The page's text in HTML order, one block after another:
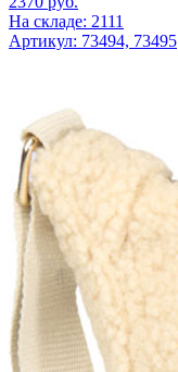
На складе: 2111
Артикул: 73494, 73495